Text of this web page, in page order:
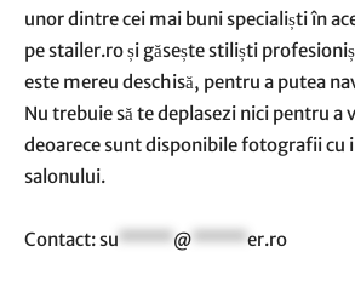
unor dintre cei mai buni specialiști în
pe stailer.ro și găsește stiliști
este mereu deschisă, pentru a putea
Nu trebuie să te deplasezi nici pentru a
deoarece sunt disponibile fotografii cu
salonului.
Contact:su*****@*****er.ro